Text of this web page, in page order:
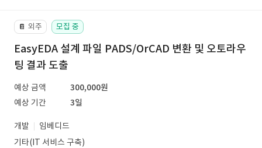
📔 외주 모집 중
EasyEDA 설계 파일 PADS/OrCAD 변환 및 오토라우
팅 결과 도출
예상 금액
300,000원
예상 기간
3일
개발
임베디드
기타(IT 서비스 구축)